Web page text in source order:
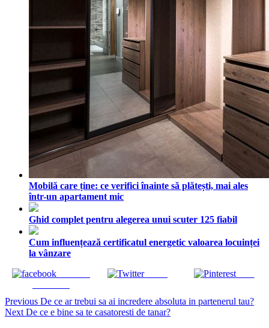
Mobilă care ține: ce verifici înainte să plătești, mai ales
într-un apartament mic
Ghid complet pentru alegerea unui scuter 125 fiabil
Cum influențează certificatul energetic valoarea locuinței
la vânzare
Tweet Save
Continue
Reading
Previous De ce ar trebui sa ai incredere absoluta in partenerul tau?
Next De ce e bine sa te casatoresti de tanar?